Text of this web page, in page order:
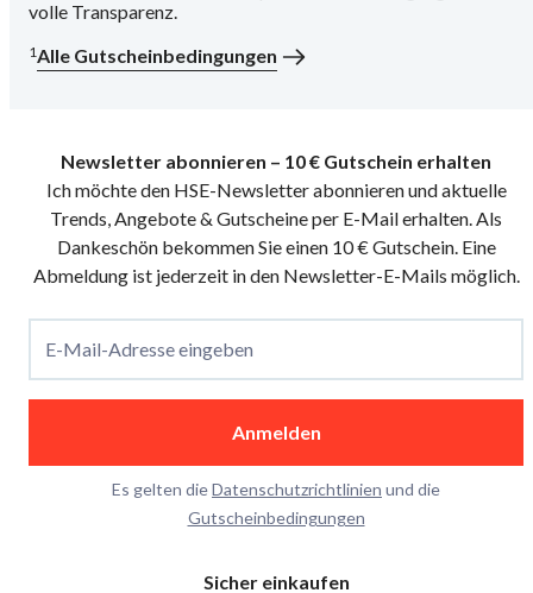
volle Transparenz.
1Alle Gutscheinbedingungen
Newsletter abonnieren – 10 € Gutschein erhalten
Ich möchte den HSE-Newsletter abonnieren und aktuelle
Trends, Angebote & Gutscheine per E-Mail erhalten. Als
Dankeschön bekommen Sie einen 10 € Gutschein. Eine
Abmeldung ist jederzeit in den Newsletter-E-Mails möglich.
E-Mail-Adresse eingeben
Anmelden
Es gelten dieDatenschutzrichtlinien und die
Gutscheinbedingungen
Sicher einkaufen